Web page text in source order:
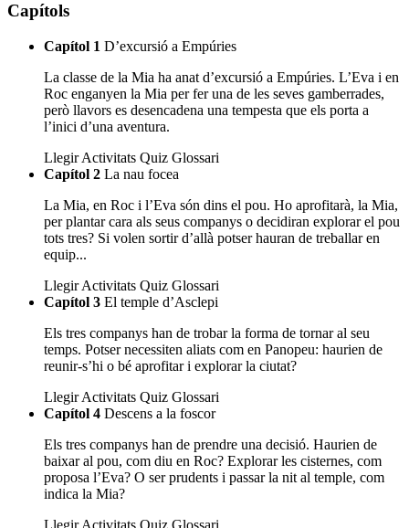
Capítols
Capítol 1 D’excursió a Empúries
La classe de la Mia ha anat d’excursió a Empúries. L’Eva i en
Roc enganyen la Mia per fer una de les seves gamberrades,
però llavors es desencadena una tempesta que els porta a
l’inici d’una aventura.
Llegir Activitats Quiz Glossari
Capítol 2 La nau focea
La Mia, en Roc i l’Eva són dins el pou. Ho aprofitarà, la Mia,
per plantar cara als seus companys o decidiran explorar el pou
tots tres? Si volen sortir d’allà potser hauran de treballar en
equip...
Llegir Activitats Quiz Glossari
Capítol 3 El temple d’Asclepi
Els tres companys han de trobar la forma de tornar al seu
temps. Potser necessiten aliats com en Panopeu: haurien de
reunir-s’hi o bé aprofitar i explorar la ciutat?
Llegir Activitats Quiz Glossari
Capítol 4 Descens a la foscor
Els tres companys han de prendre una decisió. Haurien de
baixar al pou, com diu en Roc? Explorar les cisternes, com
proposa l’Eva? O ser prudents i passar la nit al temple, com
indica la Mia?